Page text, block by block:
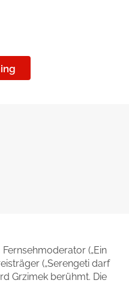
Schokolade
(„Ein
(„Serengeti darf
Grzimek berühmt. Die